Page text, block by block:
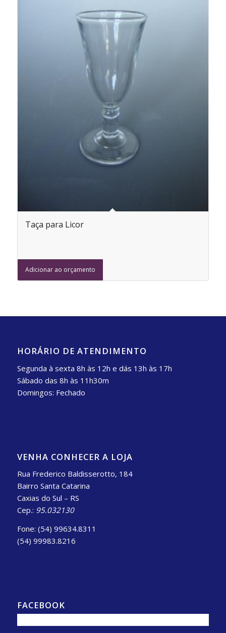
Taça para Licor
Adicionar ao orçamento
HORÁRIO DE ATENDIMENTO
Segunda à sexta 8h às 12h e dás 13h às 17h
Sábado das 8h às 11h30m
Domingos: Fechado
VENHA CONHECER A LOJA
Rua Frederico Baldisserotto, 184
Bairro Santa Catarina
Caxias do Sul – RS
Cep.: 95.032130
Fone: (54) 99634.8311
(54) 99983.8216
FACEBOOK